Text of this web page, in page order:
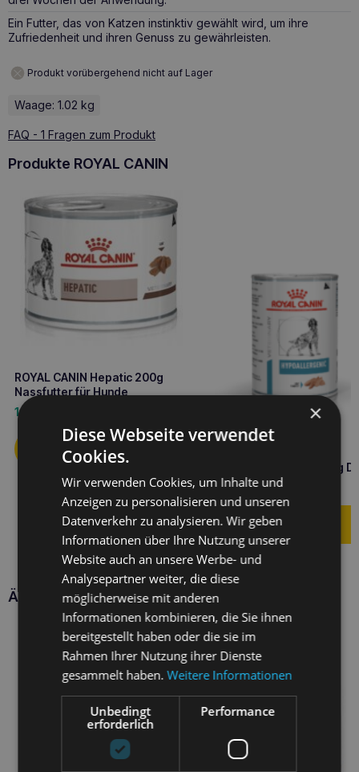
Ein Futter, das von Katzen instinktiv gewählt wird, um ihre
Zufriedenheit und ihren Genuss zu gewährleisten.
Produkt vorübergehend nicht auf Lager
Waage: 1.02 kg
FAQ - 1 Fragen zum Produkt
Produkte ROYAL CANIN
ROYAL CANIN Hepatic 200g
Nassfutter für Hunde
1,80
hypoallergen Hund 400g
4,00€
Ähnliche Produkte
×
Diese Webseite verwendet
Cookies.
Wir verwenden Cookies, um Inhalte und
Anzeigen zu personalisieren und unseren
Datenverkehr zu analysieren. Wir geben
Informationen über Ihre Nutzung unserer
Website auch an unsere Werbe- und
Analysepartner weiter, die diese
möglicherweise mit anderen
Informationen kombinieren, die Sie ihnen
bereitgestellt haben oder die sie im
Rahmen Ihrer Nutzung ihrer Dienste
gesammelt haben.Weitere Informationen
Unbedingt
erforderlich
Performance